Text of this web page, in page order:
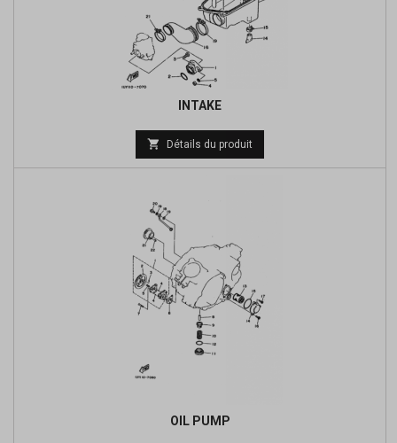
INTAKE
Prix
de
 Détails du produit
OIL PUMP